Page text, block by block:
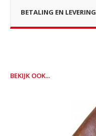
BETALING EN LEVERING
BEKIJK OOK...